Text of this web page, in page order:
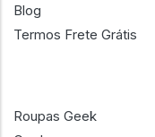
Blog
Termos Frete Grátis
Roupas Geek